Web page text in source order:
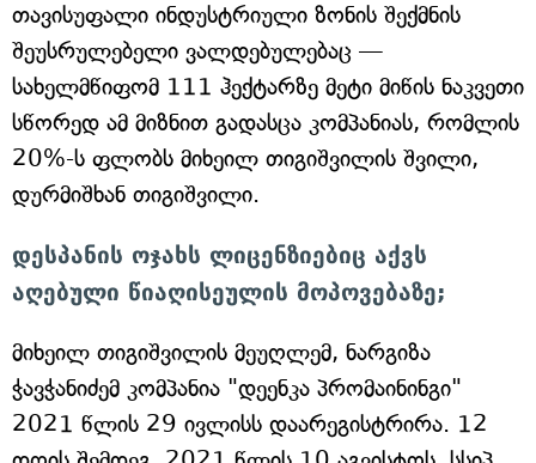
თავისუფალი ინდუსტრიული ზონის შექმნის
შეუსრულებელი ვალდებულებაც —
სახელმწიფომ 111 ჰექტარზე მეტი მიწის ნაკვეთი
სწორედ ამ მიზნით გადასცა კომპანიას, რომლის
20%-ს ფლობს მიხეილ თიგიშვილის შვილი,
დურმიშხან თიგიშვილი.
დესპანის ოჯახს ლიცენზიებიც აქვს
აღებული წიაღისეულის მოპოვებაზე;
მიხეილ თიგიშვილის მეუღლემ, ნარგიზა
ჭავჭანიძემ კომპანია "დეენკა პრომაინინგი"
2021 წლის 29 ივლისს დაარეგისტრირა. 12